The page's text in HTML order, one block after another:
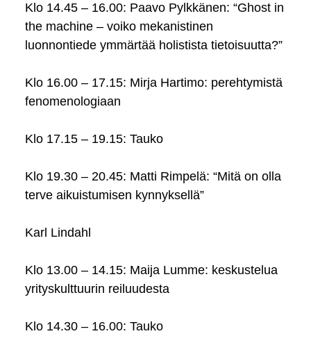
Klo 14.45 – 16.00: Paavo Pylkkänen: “Ghost in
the machine – voiko mekanistinen
luonnontiede ymmärtää holistista tietoisuutta?”
Klo 16.00 – 17.15: Mirja Hartimo: perehtymistä
fenomenologiaan
Klo 17.15 – 19.15: Tauko
Klo 19.30 – 20.45: Matti Rimpelä: “Mitä on olla
terve aikuistumisen kynnyksellä”
Karl Lindahl
Klo 13.00 – 14.15: Maija Lumme: keskustelua
yrityskulttuurin reiluudesta
Klo 14.30 – 16.00: Tauko